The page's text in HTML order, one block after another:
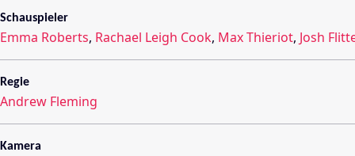
Schauspieler
Emma Roberts, Rachael Leigh Cook, Max Thieriot, Josh
Regie
Andrew Fleming
Kamera